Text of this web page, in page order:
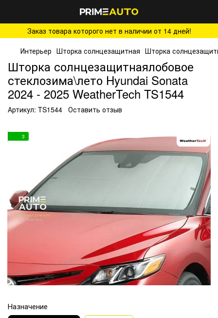
Заказ товара которого нет в наличии от 14 дней!
Интерьер Шторка солнцезащитная Шторка
Шторка солнцезащитнаялобовое
стеклозима\лето Hyundai Sonata
2024 - 2025 WeatherTech TS1544
Артикул: TS1544 Оставить отзыв
3
Назначение